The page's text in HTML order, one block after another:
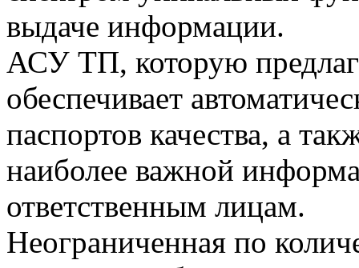
выдаче информации.
АСУ ТП, которую
обеспечивает
паспортов качества, а
наиболее важной
ответственным лицам.
Неограниченная по